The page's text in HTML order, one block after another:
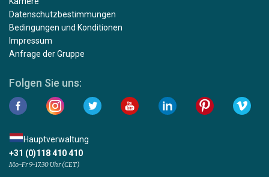
Datenschutzbestimmungen
Bedingungen und Konditionen
Impressum
Anfrage der Gruppe
Folgen Sie uns:
Hauptverwaltung
+31 (0)118 410 410
Mo-Fr 9-17:30 Uhr (CET)